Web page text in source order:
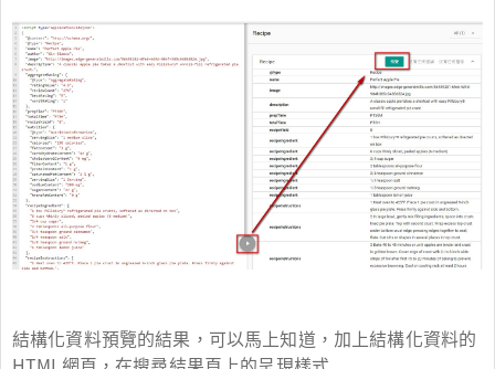
結構化資料預覽的結果，可以馬上知道，加上結構化資料的